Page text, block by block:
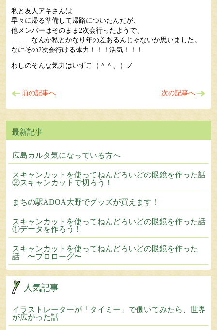
私と友人アキさんは
早々に帰る準備して帰路についたんだが、
他メンバーはそのまま2次会行ったようで、
…… なんか私とかなり年の差あるんじゃないか思いました。
なにその2次会行ける体力！！！活気！！！
わしのそんな気力はいずこ（＾＾、）ノ
前の記事へ 次の記事へ
広島カルタ気になっている方へ
スキャンカットを使ってねんどろいどの眼鏡を作った話
②スキャンカットで切ろう！
まちの駅ADOA大野でグッズが買えます！
スキャンカットを使ってねんどろいどの眼鏡を作った話
①データを作ろう！
スキャンカットを使ってねんどろいどの眼鏡を作った
話 〜プロローグ〜
人気記事
イラストレーターが「タイミー」で働いてみたら、世界
が広がった話